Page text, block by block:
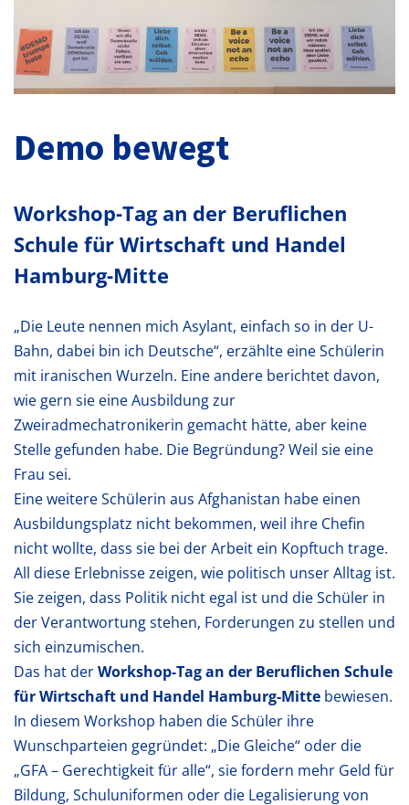
Demo bewegt
Workshop-Tag an der Beruflichen
Schule für Wirtschaft und Handel
Hamburg-Mitte
„Die Leute nennen mich Asylant, einfach so in der U-
Bahn, dabei bin ich Deutsche“, erzählte eine Schülerin
mit iranischen Wurzeln. Eine andere berichtet davon,
wie gern sie eine Ausbildung zur
Zweiradmechatronikerin gemacht hätte, aber keine
Stelle gefunden habe. Die Begründung? Weil sie eine
Frau sei.
Eine weitere Schülerin aus Afghanistan habe einen
Ausbildungsplatz nicht bekommen, weil ihre Chefin
nicht wollte, dass sie bei der Arbeit ein Kopftuch trage.
All diese Erlebnisse zeigen, wie politisch unser Alltag ist.
Sie zeigen, dass Politik nicht egal ist und die Schüler in
der Verantwortung stehen, Forderungen zu stellen und
sich einzumischen.
Das hat derWorkshop-Tag an der Beruflichen Schule
für Wirtschaft und Handel Hamburg-Mitte bewiesen.
In diesem Workshop haben die Schüler ihre
Wunschparteien gegründet: „Die Gleiche“ oder die
„GFA – Gerechtigkeit für alle“, sie fordern mehr Geld für
Bildung, Schuluniformen oder die Legalisierung von